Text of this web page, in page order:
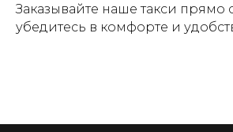
Заказывайте наше такси прямо
убедитесь в комфорте и